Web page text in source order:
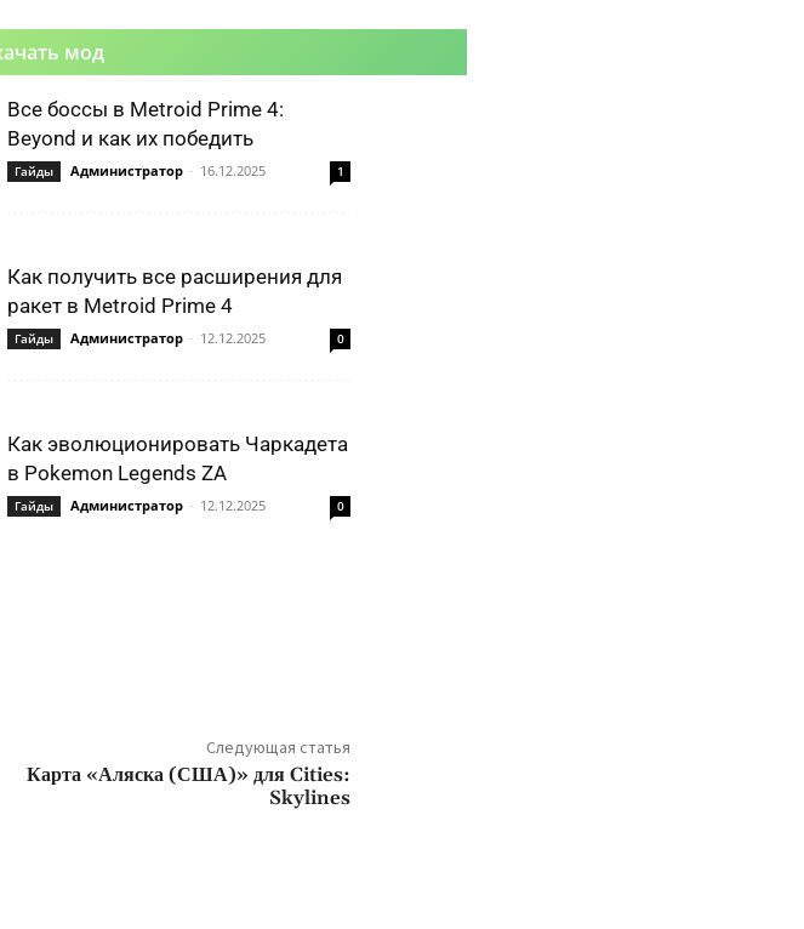
мод
Все боссы в Metroid Prime 4:
Beyond и как их победить
Гайды Администратор - 16.12.2025 1
Как получить все расширения для
ракет в Metroid Prime 4
Гайды Администратор - 12.12.2025 0
Как эволюционировать Чаркадета
в Pokemon Legends ZA
Гайды Администратор - 12.12.2025 0
Следующая статья
Карта «Аляска (США)» для Cities:
Skylines